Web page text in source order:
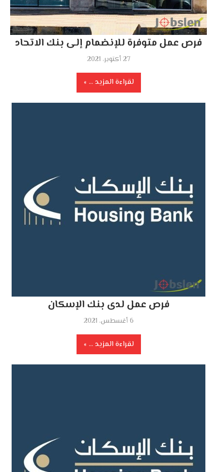
فرص عمل متوفرة للإنضمام إلى بنك الاتحاد
27 أكتوبر، 2021
لقراءة المزيد ...
فرص عمل لدى بنك الإسكان
6 أغسطس، 2021
لقراءة المزيد ...